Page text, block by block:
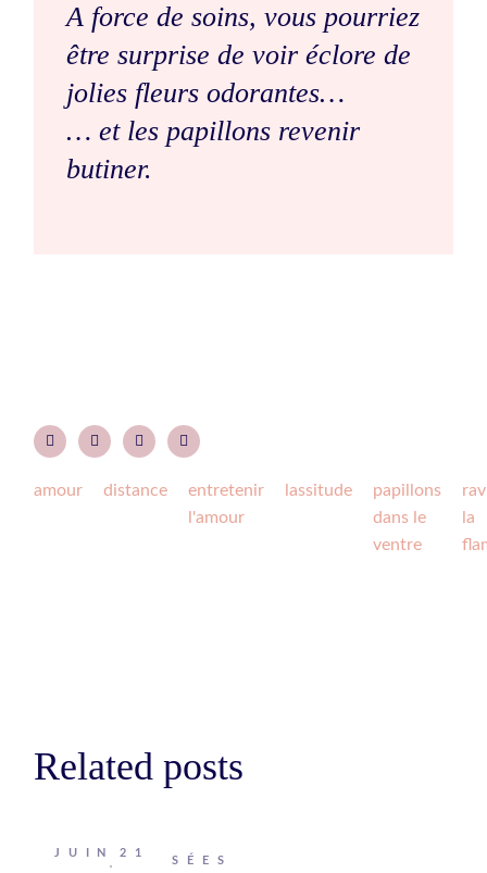
A force de soins, vous pourriez
être surprise de voir éclore de
jolies fleurs odorantes…
… et les papillons revenir
butiner.
amour distance
entretenir
l'amour
lassitude
papillons
dans le
ventre
la
Related posts
JUIN 21
Johanna PENSÉES